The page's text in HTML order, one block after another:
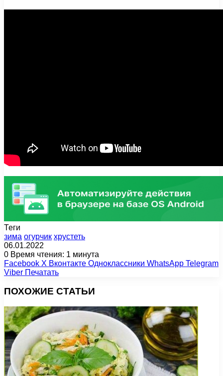
Теги
зима огурчик хрустеть
06.01.2022
0 Время чтения: 1 минута
Facebook X Вконтакте Одноклассники WhatsApp Telegram
Viber Печатать
ПОХОЖИЕ СТАТЬИ